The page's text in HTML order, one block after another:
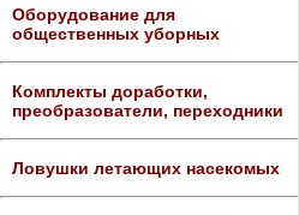
Оборудование для
общественных уборных
Комплекты доработки,
преобразователи, переходники
Ловушки летающих насекомых